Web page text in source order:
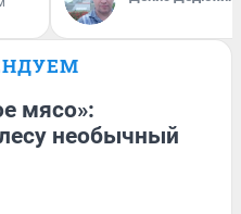
мясо»:
необычный